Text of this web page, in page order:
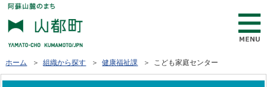
ホーム ＞組織から探す ＞健康福祉課 ＞ こども家庭センター